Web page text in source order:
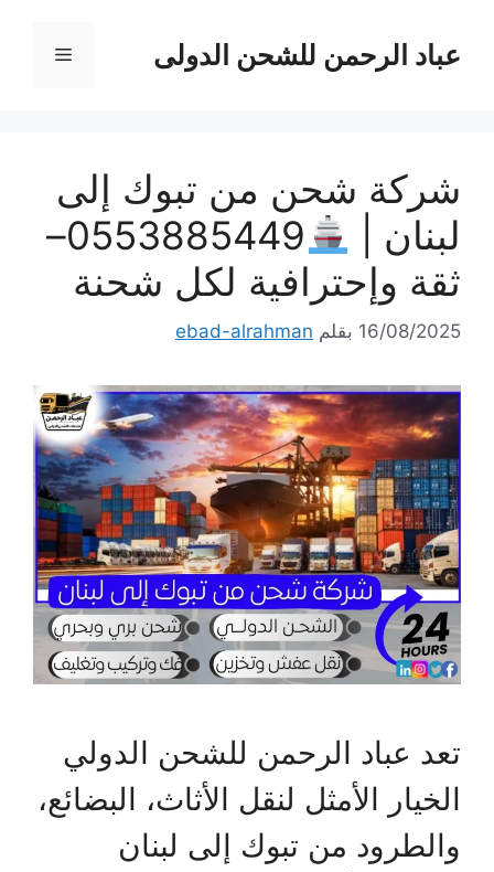
المحتوىعباد الرحمن للشحن الدولى القائمة
شركة شحن من تبوك إلى
لبنان |
0553885449–
ثقة وإحترافية لكل شحنة
16/08/2025 بقلم ebad-alrahman
تعد عباد الرحمن للشحن الدولي
الخيار الأمثل لنقل الأثاث، البضائع،
والطرود من تبوك إلى لبنان